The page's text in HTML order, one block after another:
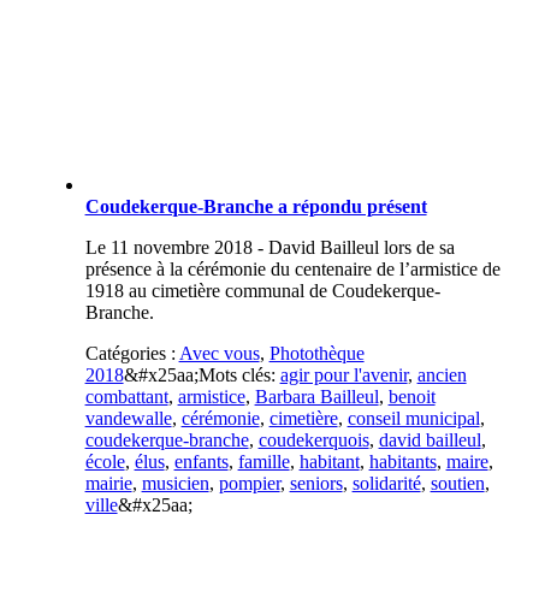
Coudekerque-Branche a répondu présent
Le 11 novembre 2018 - David Bailleul lors de sa
présence à la cérémonie du centenaire de l’armistice de
1918 au cimetière communal de Coudekerque-
Branche.
Catégories : Avec vous, Photothèque
2018&#x25aa;Mots clés: agir pour l'avenir, ancien
combattant, armistice, Barbara Bailleul, benoit
vandewalle, cérémonie, cimetière, conseil municipal,
coudekerque-branche, coudekerquois, david bailleul,
école, élus, enfants, famille, habitant, habitants, maire,
mairie, musicien, pompier, seniors, solidarité, soutien,
ville&#x25aa;